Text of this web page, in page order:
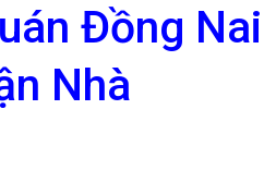
Đồng Nai
Nhà